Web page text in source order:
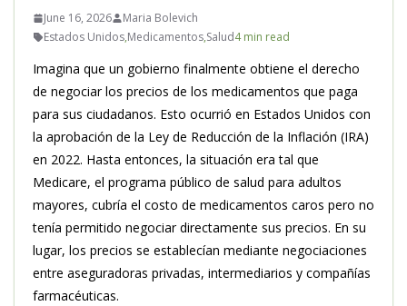
June 16, 2026
Maria Bolevich
Estados Unidos,Medicamentos,Salud4 min read
Imagina que un gobierno finalmente obtiene el derecho
de negociar los precios de los medicamentos que paga
para sus ciudadanos. Esto ocurrió en Estados Unidos con
la aprobación de la Ley de Reducción de la Inflación (IRA)
en 2022. Hasta entonces, la situación era tal que
Medicare, el programa público de salud para adultos
mayores, cubría el costo de medicamentos caros pero no
tenía permitido negociar directamente sus precios. En su
lugar, los precios se establecían mediante negociaciones
entre aseguradoras privadas, intermediarios y compañías
farmacéuticas.